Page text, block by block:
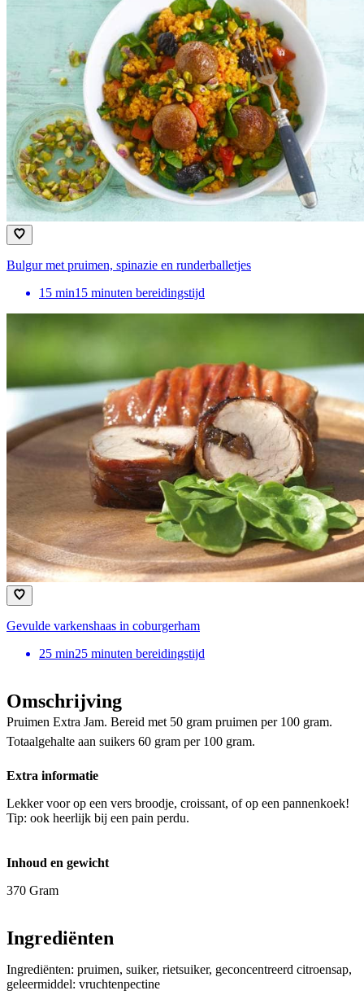
Bulgur met pruimen, spinazie en runderballetjes
15 min15 minuten bereidingstijd
Gevulde varkenshaas in coburgerham
25 min25 minuten bereidingstijd
Omschrijving
Pruimen Extra Jam. Bereid met 50 gram pruimen per 100 gram.
Totaalgehalte aan suikers 60 gram per 100 gram.
Extra informatie
Lekker voor op een vers broodje, croissant, of op een pannenkoek!
Tip: ook heerlijk bij een pain perdu.
Inhoud en gewicht
370 Gram
Ingrediënten
Ingrediënten: pruimen, suiker, rietsuiker, geconcentreerd citroensap,
geleermiddel: vruchtenpectine